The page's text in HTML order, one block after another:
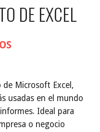
DE EXCEL
de Microsoft Excel,
usadas en el mundo
Ideal para
o negocio